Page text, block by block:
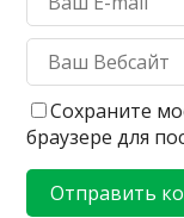
Сохраните
браузере для